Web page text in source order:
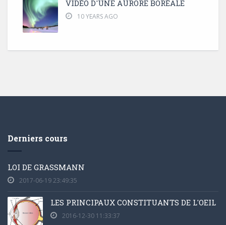
VIDÉO D'UNE AURORE BORÉALE
10 YEARS AGO
Derniers cours
LOI DE GRASSMANN
2017-06-19 23:49:35
LES PRINCIPAUX CONSTITUANTS DE L'OEIL
2016-12-30 11:33:37